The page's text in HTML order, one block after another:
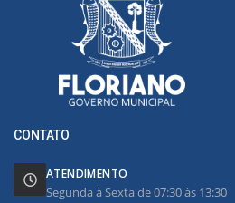
CONTATO
ATENDIMENTO
Segunda à Sexta de 07:30 às 13:30